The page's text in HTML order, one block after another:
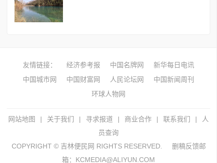
友情链接： 经济参考报 中国名牌网
新华每日电讯
中国城市网
中国财富网 人民论坛网
中国新闻周刊
环球人物网
网站地图 | 关于我们 | 寻求报道 | 商业合作 | 联系我们 |
人
员查询
COPYRIGHT © 吉林便民网 RIGHTS RESERVED.
删稿反馈邮
箱：KCMEDIA@ALIYUN.COM